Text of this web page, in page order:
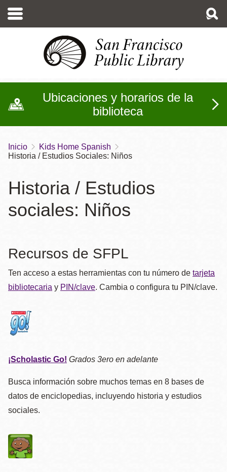
contenido
Ubicaciones y horarios de la
biblioteca
Sobrescribir
de
ayuda
a
navegación
Inicio
Kids Home Spanish
Historia / Estudios Sociales: Niños
Historia / Estudios
sociales: Niños
Recursos de SFPL
Ten acceso a estas herramientas con tu número de tarjeta
bibliotecaria y PIN/clave. Cambia o configura tu PIN/clave.
¡Scholastic Go! Grados 3ero en adelante
Busca información sobre muchos temas en 8 bases de
datos de enciclopedias, incluyendo historia y estudios
sociales.